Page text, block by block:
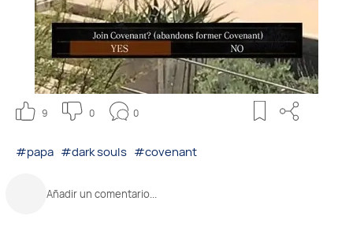
9 0 0
#papa #dark souls #covenant
Añadir un comentario...